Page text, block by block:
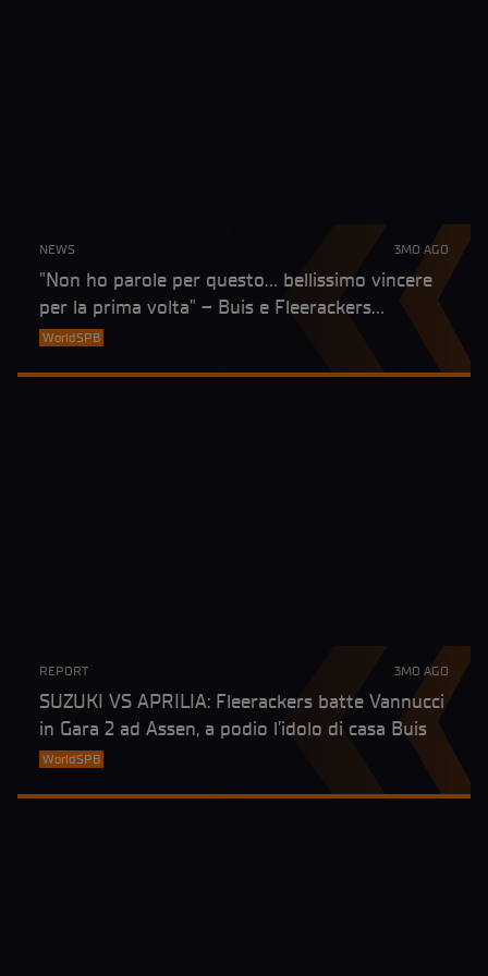
NEWS 3MO AGO
"Non ho parole per questo… bellissimo vincere
per la prima volta" – Buis e Fleerackers
festeggiano ad Assen
WorldSPB
REPORT 3MO AGO
SUZUKI VS APRILIA: Fleerackers batte Vannucci
in Gara 2 ad Assen, a podio l’idolo di casa Buis
WorldSPB